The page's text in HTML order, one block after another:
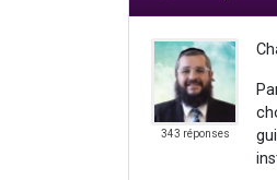
343 réponses